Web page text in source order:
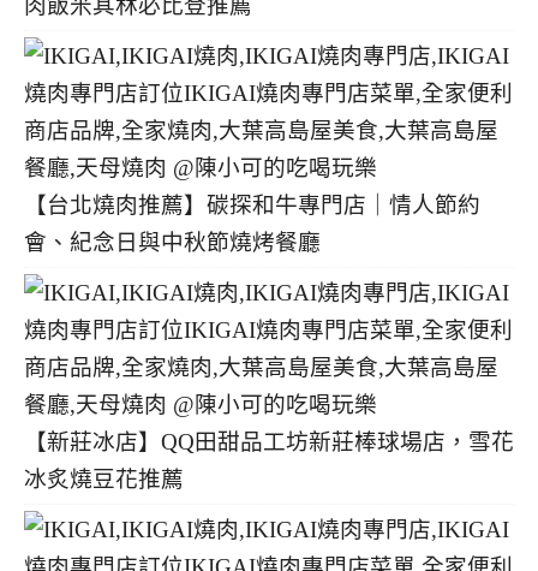
【台北燒肉推薦】碳探和牛專門店｜情人節約
會、紀念日與中秋節燒烤餐廳
【新莊冰店】QQ田甜品工坊新莊棒球場店，雪花
冰炙燒豆花推薦